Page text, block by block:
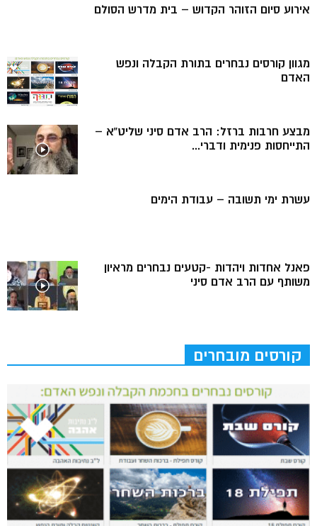
אירוע סיום הזוהר הקדוש – בית מדרש הסולם
מגוון קורסים נבחרים בתורת הקבלה ונפש
האדם
מבצע חרבות ברזל: הרב אדם סיני שליט”א –
התייחסות פנימית ודברי...
עשרת ימי תשובה – עבודת הימים
פאנל אחדות ויהדות -קטעים נבחרים מראיון
משותף עם הרב אדם סיני
קורסים מובחרים